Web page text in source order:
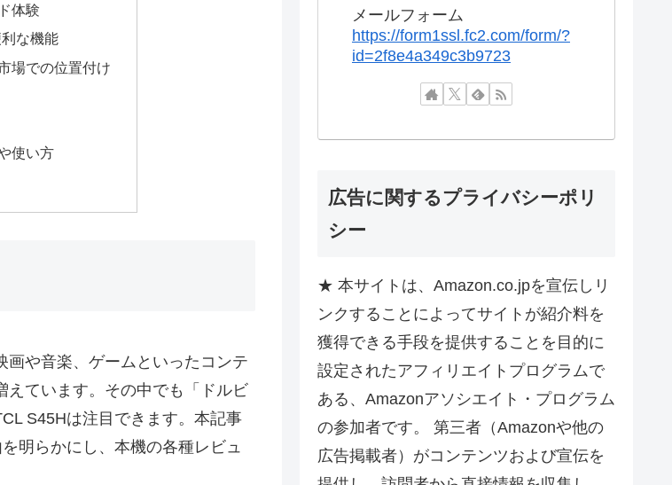
体験
な機能
場での位置付け
使い方
や音楽、ゲームといったコンテ
えています。その中でも「ドルビ
S45Hは注目できます。本記事
明らかにし、本機の各種レビュ
メールフォーム
https://form1ssl.fc2.com/form/?
id=2f8e4a349c3b9723
広告に関するプライバシーポリ
シー
★ 本サイトは、Amazon.co.jpを宣伝しリ
ンクすることによってサイトが紹介料を
獲得できる手段を提供することを目的に
設定されたアフィリエイトプログラムで
ある、Amazonアソシエイト・プログラム
の参加者です。 第三者（Amazonや他の
広告掲載者）がコンテンツおよび宣伝を